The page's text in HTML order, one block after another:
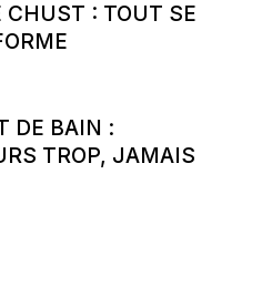
CHUST : TOUT SE
DE BAIN :
TROP, JAMAIS